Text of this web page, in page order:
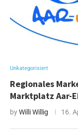
Unkategorisiert
Regionales
Marktplatz Aar-
byWilli Willig 16.